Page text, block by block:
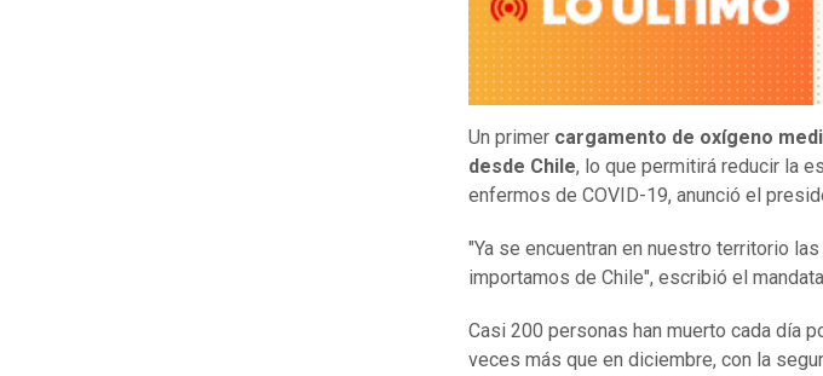
Un primer cargamento de oxígeno
desde Chile, lo que permitirá reducir la
enfermos de COVID-19, anunció el
"Ya se encuentran en nuestro territorio
importamos de Chile", escribió el
Casi 200 personas han muerto cada día
veces más que en diciembre, con la